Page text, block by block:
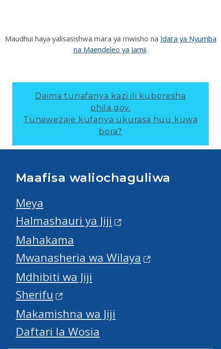
Maudhui haya yalisasishwa mara ya mwisho na Idara ya Nyumba
na Maendeleo ya Jamii.
Daima tunafanya kazi ili kuboresha
phila.gov.
Tunawezaje kufanya ukurasa huu kuwa
bora?
Maafisa waliochaguliwa
Meya
Halmashauri ya Jiji
Mahakama
Mwanasheria wa Wilaya
Mdhibiti wa Jiji
Sherifu
Makamishna wa Jiji
Daftari la Wosia